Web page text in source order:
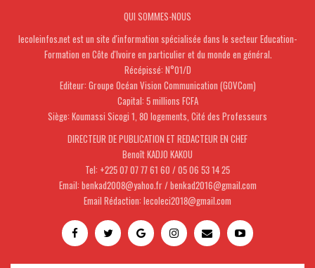
QUI SOMMES-NOUS
lecoleinfos.net est un site d'information spécialisée dans le secteur Education-
Formation en Côte d'Ivoire en particulier et du monde en général.
Récépissé: N°01/D
Editeur: Groupe Océan Vision Communication (GOVCom)
Capital: 5 millions FCFA
Siège: Koumassi Sicogi 1, 80 logements, Cité des Professeurs
DIRECTEUR DE PUBLICATION ET REDACTEUR EN CHEF
Benoît KADJO KAKOU
Tel: +225 07 07 77 61 60 / 05 06 53 14 25
Email: benkad2008@yahoo.fr / benkad2016@gmail.com
Email Rédaction: lecoleci2018@gmail.com